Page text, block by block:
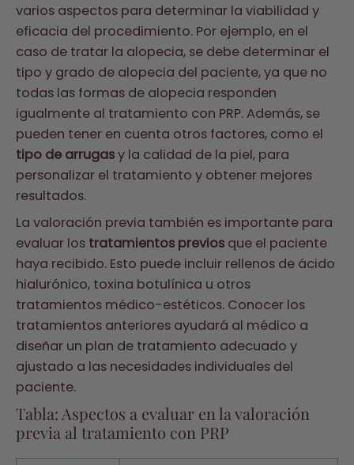
varios aspectos para determinar la viabilidad y
eficacia del procedimiento. Por ejemplo, en el
caso de tratar la alopecia, se debe determinar el
tipo y grado de alopecia del paciente, ya que no
todas las formas de alopecia responden
igualmente al tratamiento con PRP. Además, se
pueden tener en cuenta otros factores, como el
tipo de arrugasy la calidad de la piel, para
personalizar el tratamiento y obtener mejores
resultados.
La valoración previa también es importante para
evaluar los tratamientos previos que el paciente
haya recibido. Esto puede incluir rellenos de ácido
hialurónico, toxina botulínica u otros
tratamientos médico-estéticos. Conocer los
tratamientos anteriores ayudará al médico a
diseñar un plan de tratamiento adecuado y
ajustado a las necesidades individuales del
paciente.
Tabla: Aspectos a evaluar en la valoración
previa al tratamiento con PRP